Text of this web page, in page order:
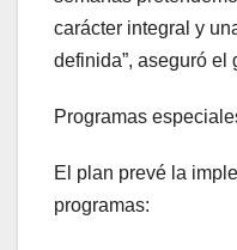
carácter integral y
definida”, aseguró el
Programas
El plan prevé la
programas: